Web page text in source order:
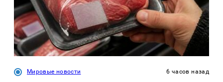
Мировые новости 6 часов назад